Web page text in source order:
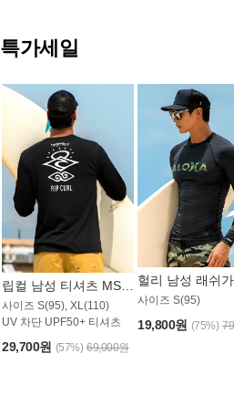
특가세일
사이즈 S(95), XL(110)
UV 차단 UPF50+ 티셔츠
29,700원 (57%) 69,000원
사이즈 S(95)
19,800원 (75%)